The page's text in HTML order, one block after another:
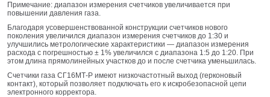
Примечание: диапазон измерения счетчиков увеличивается при
повышении давления газа.
Благодаря усовершенствованной конструкции счетчиков нового
поколения увеличился диапазон измерения счетчиков до 1:30 и
улучшились метрологические характеристики — диапазон измерения
расхода с погрешностью ± 1% увеличился с диапазона 1:5 до 1:20. При
этом длина прямолинейных участков до и после счетчика уменьшилась.
Счетчики газа СГ16МТ-Р имеют низкочастотный выход (герконовый
контакт), который позволяет подключать его к искробезопасной цепи
электронного корректора.